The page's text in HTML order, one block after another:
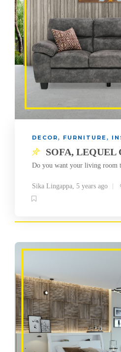
DECOR, FURNITURE,
SOFA, LEQUEL
Do you want your living
Sika Lingappa, 5 years ago